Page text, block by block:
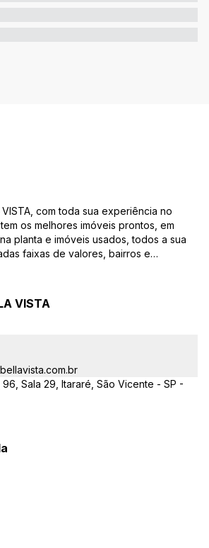
VISTA, com toda sua experiência no
os melhores imóveis prontos, em
planta e imóveis usados, todos a sua
faixas de valores, bairros e
sempre prontos para responder-lhe
sobre casas, apartamentos, terrenos,
produtos imobiliários.
VISTA
Sala 29, Itararé, São Vicente - SP -